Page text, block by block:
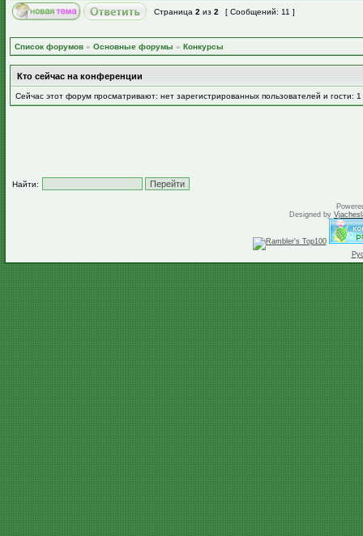
Страница 2 из 2 [ Сообщений: 11 ]
Список форумов » Основные форумы » Конкурсы
Кто сейчас на конференции
Сейчас этот форум просматривают: нет зарегистрированных пользователей и гости: 1
Найти:
Designed by